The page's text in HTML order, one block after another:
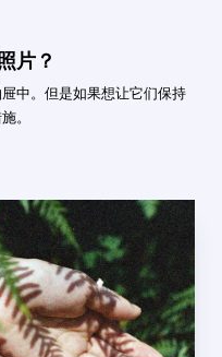
片？
中。但是如果想让它们保持
。